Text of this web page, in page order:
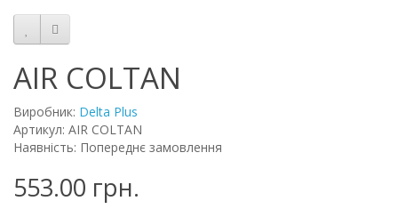
AIR COLTAN
Виробник: Delta Plus
Артикул: AIR COLTAN
Наявність: Попереднє замовлення
553.00 грн.